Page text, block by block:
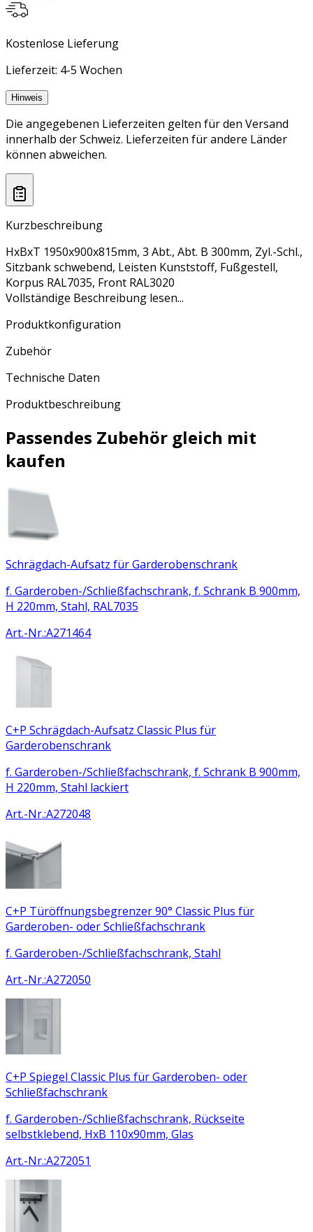
Kostenlose Lieferung
Lieferzeit: 4-5 Wochen
Hinweis
Die angegebenen Lieferzeiten gelten für den Versand
innerhalb der Schweiz. Lieferzeiten für andere Länder
können abweichen.
Kurzbeschreibung
HxBxT 1950x900x815mm, 3 Abt., Abt. B 300mm, Zyl.-Schl.,
Sitzbank schwebend, Leisten Kunststoff, Fußgestell,
Korpus RAL7035, Front RAL3020
Vollständige Beschreibung lesen...
Produktkonfiguration
Zubehör
Technische Daten
Produktbeschreibung
Passendes Zubehör gleich mit
kaufen
Schrägdach-Aufsatz für Garderobenschrank
f. Garderoben-/Schließfachschrank, f. Schrank B 900mm,
H 220mm, Stahl, RAL7035
Art.-Nr.:A271464
C+P Schrägdach-Aufsatz Classic Plus für
Garderobenschrank
f. Garderoben-/Schließfachschrank, f. Schrank B 900mm,
H 220mm, Stahl lackiert
Art.-Nr.:A272048
C+P Türöffnungsbegrenzer 90° Classic Plus für
Garderoben- oder Schließfachschrank
f. Garderoben-/Schließfachschrank, Stahl
Art.-Nr.:A272050
C+P Spiegel Classic Plus für Garderoben- oder
Schließfachschrank
f. Garderoben-/Schließfachschrank, Rückseite
selbstklebend, HxB 110x90mm, Glas
Art.-Nr.:A272051